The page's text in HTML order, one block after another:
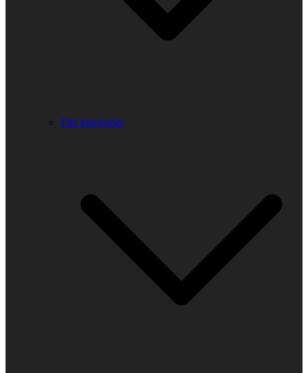
Fler kategorier